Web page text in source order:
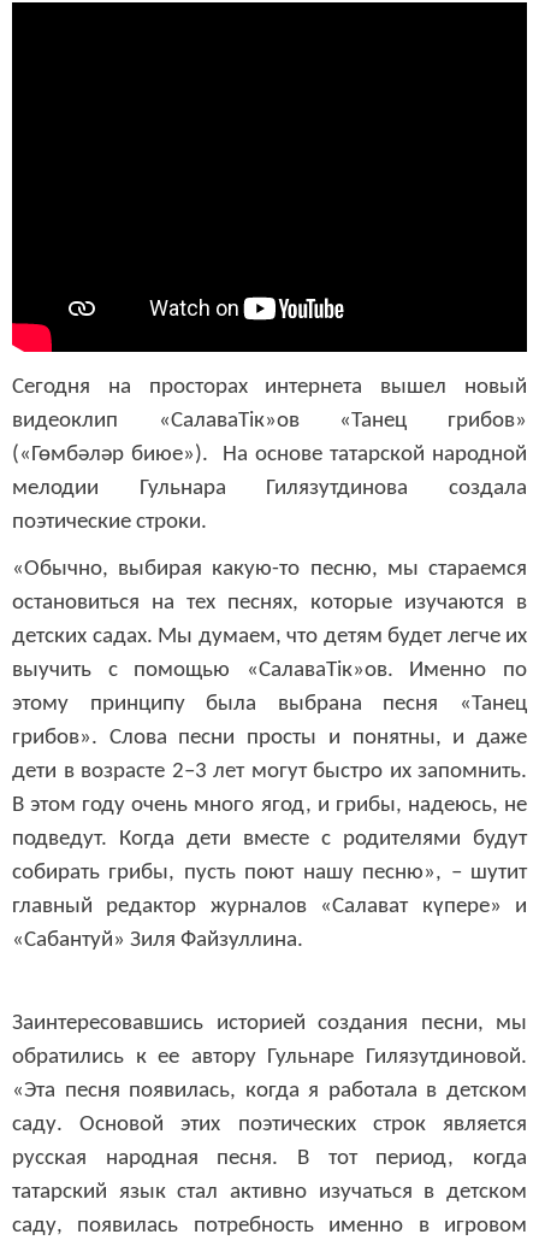
Сегодня на просторах интернета вышел новый
видеоклип «СалаваТік»ов «Танец грибов»
(«Гөмбәләр биюе»).
На основе татарской народной
мелодии Гульнара Гилязутдинова создала
поэтические строки.
«Обычно, выбирая какую-то песню, мы стараемся
остановиться на тех песнях, которые изучаются в
детских садах. Мы думаем, что детям будет легче их
выучить с помощью
«СалаваТік»ов. Именно по
этому принципу была выбрана песня «Танец
грибов». Слова песни просты и понятны, и даже
дети в возрасте 2–3 лет могут быстро их запомнить.
В этом году очень много ягод, и грибы, надеюсь, не
подведут. Когда дети вместе с родителями будут
собирать грибы, пусть поют нашу песню», – шутит
главный редактор журналов «Салават күпере» и
«Сабантуй» Зиля Файзуллина.
Заинтересовавшись историей создания песни, мы
обратились к ее автору Гульнаре Гилязутдиновой.
«Эта песня появилась, когда я работала в детском
саду. Основой этих поэтических строк является
русская народная песня. В тот период, когда
татарский язык стал активно изучаться в детском
саду, появилась потребность именно в игровом